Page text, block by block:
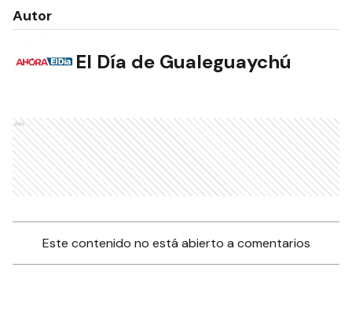
Autor
El Día de Gualeguaychú
Ads
Este contenido no está abierto a comentarios